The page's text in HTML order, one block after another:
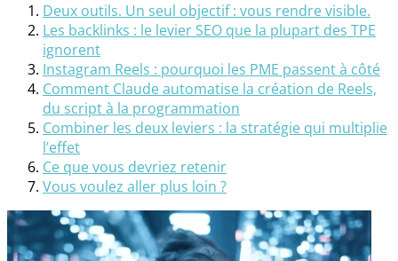
Deux outils. Un seul objectif : vous rendre visible.
Les backlinks : le levier SEO que la plupart des TPE
ignorent
Instagram Reels : pourquoi les PME passent à côté
Comment Claude automatise la création de Reels,
du script à la programmation
Combiner les deux leviers : la stratégie qui multiplie
l’effet
Ce que vous devriez retenir
Vous voulez aller plus loin ?